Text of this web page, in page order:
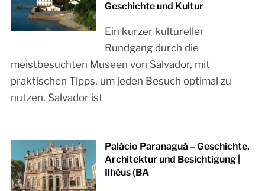
Geschichte und Kultur
Ein kurzer kultureller
Rundgang durch die
meistbesuchten Museen von Salvador, mit
praktischen Tipps, um jeden Besuch optimal zu
nutzen. Salvador ist
Palácio Paranaguá – Geschichte,
Architektur und Besichtigung |
Ilhéus (BA